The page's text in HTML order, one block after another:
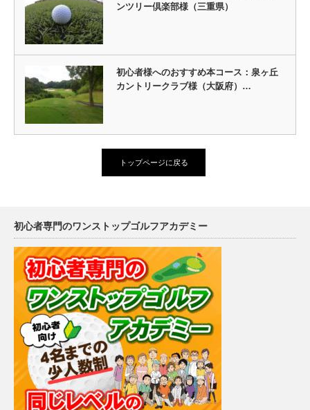
ンツリー倶楽部様（三重県）
初心者様へのおすすめ本コース：泉ヶ丘
カントリークラブ様（大阪府）…
トップページに戻る
初心者専門のワンストップゴルフアカデミー